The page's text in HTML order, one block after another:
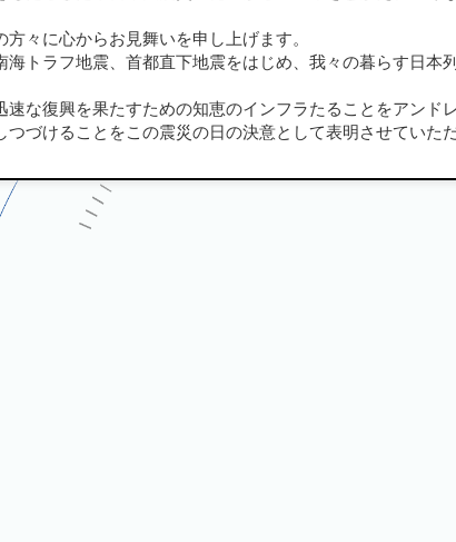
々に心からお見舞いを申し上げます。
トラフ地震、首都直下地震をはじめ、我々の暮らす日本
な復興を果たすための知恵のインフラたることをアンド
づけることをこの震災の日の決意として表明させていただ